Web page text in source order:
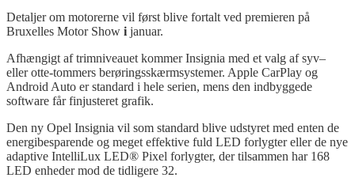
Detaljerom motorerne vil først blive fortalt ved premieren på
Bruxelles Motor Show i januar.
Afhængigt af trimniveauet kommer Insignia med et valg af syv–
eller otte-tommers berøringsskærmsystemer. Apple CarPlay og
Android Auto er standard i hele serien, mens den indbyggede
software får finjusteret grafik.
Den ny Opel Insignia vil som standard blive udstyret med enten de
energibesparende og meget effektive fuld LED forlygter ellerde nye
adaptive IntelliLux LED® Pixel forlygter, dertilsammen har 168
LED enheder mod de tidligere 32.